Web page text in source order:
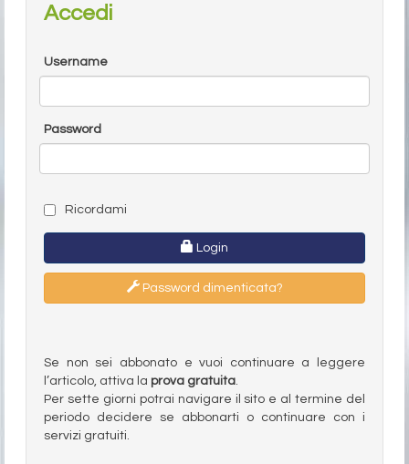
Accedi
Username
Password
Ricordami
Login
Password dimenticata?
Se non sei abbonato e vuoi continuare a leggere
l’articolo, attiva la prova gratuita
Per sette giorni potrai navigare il sito e al termine del
periodo decidere se abbonarti o continuare con i
servizi gratuiti.